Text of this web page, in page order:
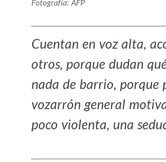
Fotografía: AFP
Cuentan en voz alta,
otros, porque dudan
nada de barrio, porque
vozarrón general
poco violenta, una